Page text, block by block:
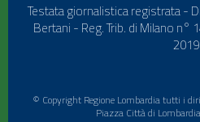
Testata giornalistica registrata -
Bertani - Reg. Trib. di Milano
2019
© Copyright Regione Lombardia tutti i
Piazza Città di